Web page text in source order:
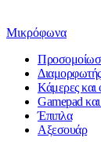
Μικρόφωνα
Κάμερες και
Gamepad και
Έπιπλα
Αξεσουάρ